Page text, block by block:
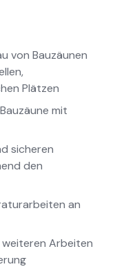
von Bauzäunen
Plätzen
mit
sicheren
den
an
Arbeiten